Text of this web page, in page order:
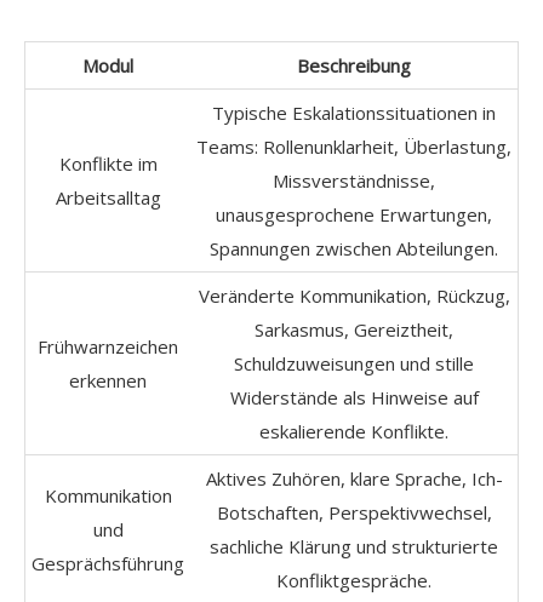
Modul Beschreibung
Konflikte im
Arbeitsalltag
Typische Eskalationssituationen in
Teams: Rollenunklarheit, Überlastung,
Missverständnisse,
unausgesprochene Erwartungen,
Spannungen zwischen Abteilungen.
Frühwarnzeichen
erkennen
Veränderte Kommunikation, Rückzug,
Sarkasmus, Gereiztheit,
Schuldzuweisungen und stille
Widerstände als Hinweise auf
eskalierende Konflikte.
Kommunikation
und
Gesprächsführung
Aktives Zuhören, klare Sprache, Ich-
Botschaften, Perspektivwechsel,
sachliche Klärung und strukturierte
Konfliktgespräche.